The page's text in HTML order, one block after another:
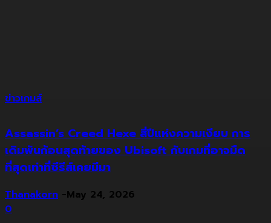
ข่าวเกมส์
Assassin’s Creed Hexe สี่ปีแห่งความเงียบ การ
เดิมพันก้อนสุดท้ายของ Ubisoft กับเกมที่อาจมืด
ที่สุดเท่าที่ซีรีส์เคยมีมา
Thanakorn -May 24, 2026
0